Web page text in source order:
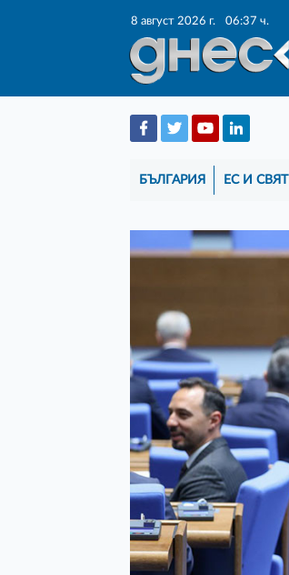
8 август 2026 г. 06:37 ч.
БЪЛГАРИЯ ЕС И СВЯТ